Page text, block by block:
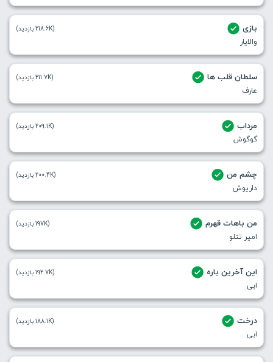
بازی
والایار
(218.6K بازدید)
سلطان قلب ها
عارف
(211.7K بازدید)
مرداب
گوگوش
(209.1K بازدید)
چشم من
داریوش
(200.4K بازدید)
من باهات قهرم
امیر تتلو
(197K بازدید)
این آخرین باره
ابی
(192.7K بازدید)
درخت
ابی
(188.1K بازدید)